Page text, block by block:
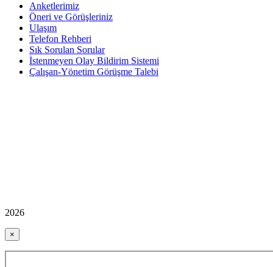
Anketlerimiz
Öneri ve Görüşleriniz
Ulaşım
Telefon Rehberi
Sık Sorulan Sorular
İstenmeyen Olay Bildirim Sistemi
Çalışan-Yönetim Görüşme Talebi
2026
×